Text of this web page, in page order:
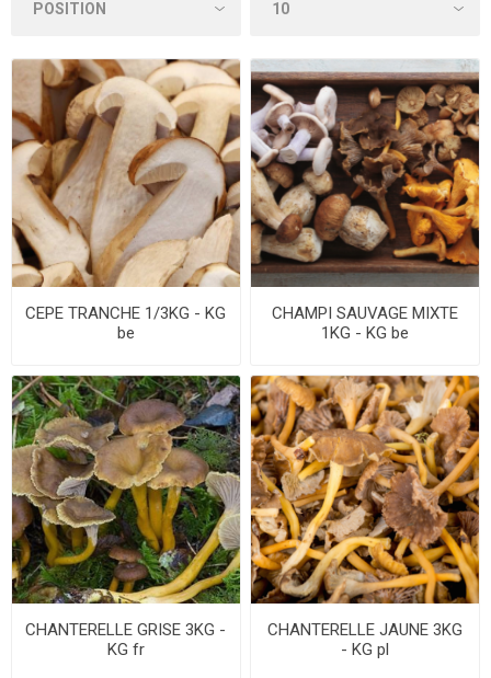
CEPE TRANCHE 1/3KG - KG
be
CHAMPI SAUVAGE MIXTE
1KG - KG be
CHANTERELLE GRISE 3KG -
KG fr
CHANTERELLE JAUNE 3KG
- KG pl